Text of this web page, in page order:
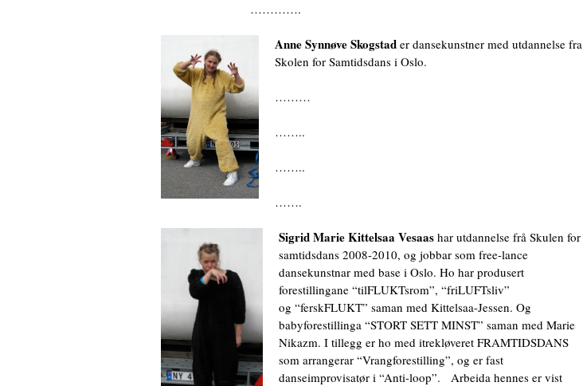
………….
Anne Synnøve Skogstad er dansekunstner med utdannelse fra
Skolen for Samtidsdans i Oslo.
………
……..
……..
…….
Sigrid Marie Kittelsaa Vesaas har utdannelse frå Skulen for
samtidsdans 2008-2010, og jobbar som free-lance
dansekunstnar med base i Oslo. Ho har produsert
forestillingane “tilFLUKTsrom”, “friLUFTsliv”
og “ferskFLUKT” saman med Kittelsaa-Jessen. Og
babyforestillinga “STORT SETT MINST” saman med Marie
Nikazm. I tillegg er ho med itrekløveret FRAMTIDSDANS
som arrangerar “Vrangforestilling”, og er fast
danseimprovisatør i “Anti-loop”. Arbeida hennes er vist